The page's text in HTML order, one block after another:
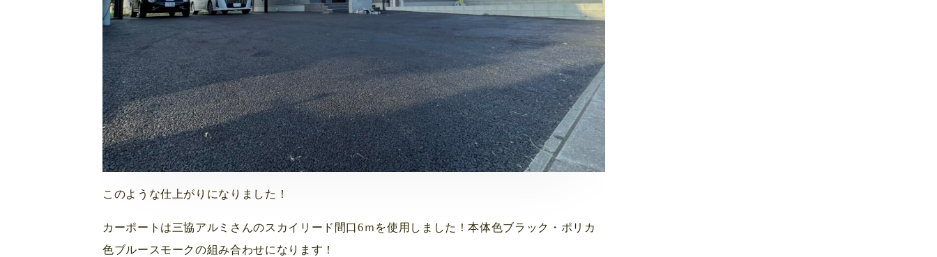
このような仕上がりになりました！
カーポートは三協アルミさんのスカイリード間口6ｍを使用しました！本体色ブラック・ポリカ
色ブルースモークの組み合わせになります！